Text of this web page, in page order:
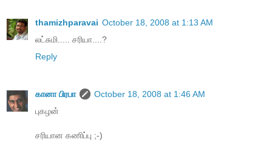
thamizhparavai October 18, 2008 at 1:13 AM
லட்சுமி..... சரியா....?
Reply
கானா பிரபா
October 18, 2008 at 1:46 AM
புகழன்
சரியான கணிப்பு ;-)